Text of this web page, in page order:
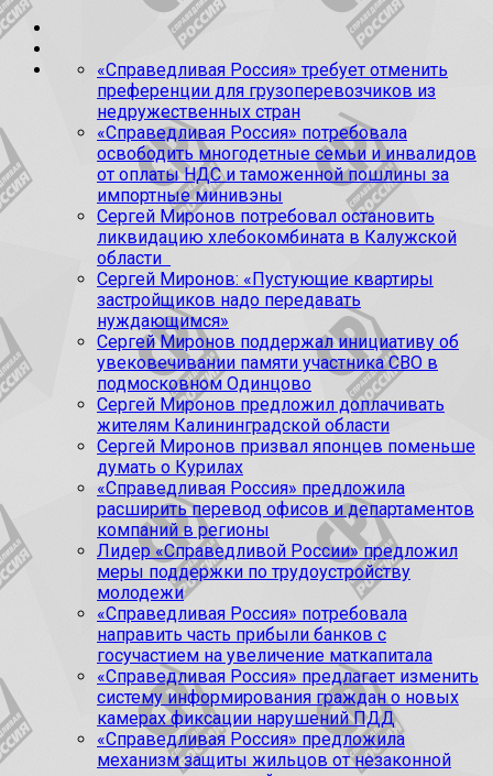
«Справедливая Россия» требует отменить
преференции для грузоперевозчиков из
недружественных стран
«Справедливая Россия» потребовала
освободить многодетные семьи и инвалидов
от оплаты НДС и таможенной пошлины за
импортные минивэны
Сергей Миронов потребовал остановить
ликвидацию хлебокомбината в Калужской
области
Сергей Миронов: «Пустующие квартиры
застройщиков надо передавать
нуждающимся»
Сергей Миронов поддержал инициативу об
увековечивании памяти участника СВО в
подмосковном Одинцово
Сергей Миронов предложил доплачивать
жителям Калининградской области
Сергей Миронов призвал японцев поменьше
думать о Курилах
«Справедливая Россия» предложила
расширить перевод офисов и департаментов
компаний в регионы
Лидер «Справедливой России» предложил
меры поддержки по трудоустройству
молодежи
«Справедливая Россия» потребовала
направить часть прибыли банков с
госучастием на увеличение маткапитала
«Справедливая Россия» предлагает изменить
систему информирования граждан о новых
камерах фиксации нарушений ПДД
«Справедливая Россия» предложила
механизм защиты жильцов от незаконной